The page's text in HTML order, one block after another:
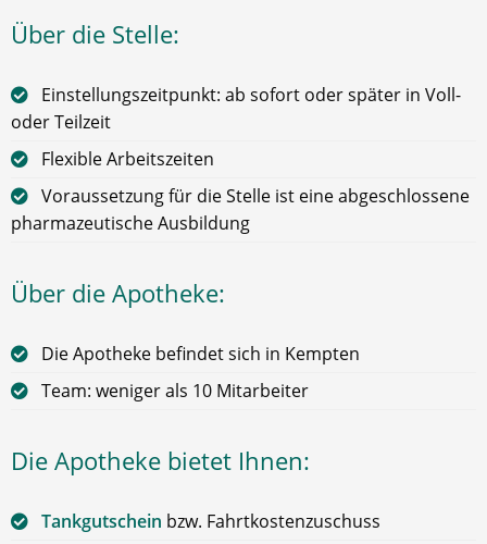
Über die Stelle:
Einstellungszeitpunkt: ab sofort oder später in Voll-
oder Teilzeit
Flexible Arbeitszeiten
Voraussetzung für die Stelle ist eine abgeschlossene
pharmazeutische Ausbildung
Über die Apotheke:
Die Apotheke befindet sich in Kempten
Team: weniger als 10 Mitarbeiter
Die Apotheke bietet Ihnen:
Tankgutschein bzw. Fahrtkostenzuschuss